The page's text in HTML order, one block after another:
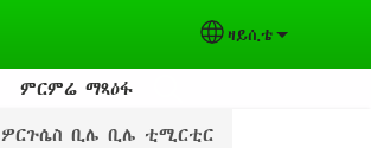
Select your
ዛይሲቴ
ዎርጉሴስ ቢሌ ቢሌ ቲሚርቲር
ምርምሬ ማጻዕፋ